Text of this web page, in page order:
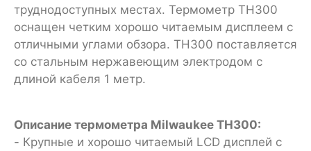
труднодоступных местах. Термометр TH300
оснащен четким хорошо читаемым дисплеем с
отличными углами обзора. TH300 поставляется
со стальным нержавеющим электродом с
длиной кабеля 1 метр.
Описание термометра Milwaukee TH300:
- Крупные и хорошо читаемый LCD дисплей с